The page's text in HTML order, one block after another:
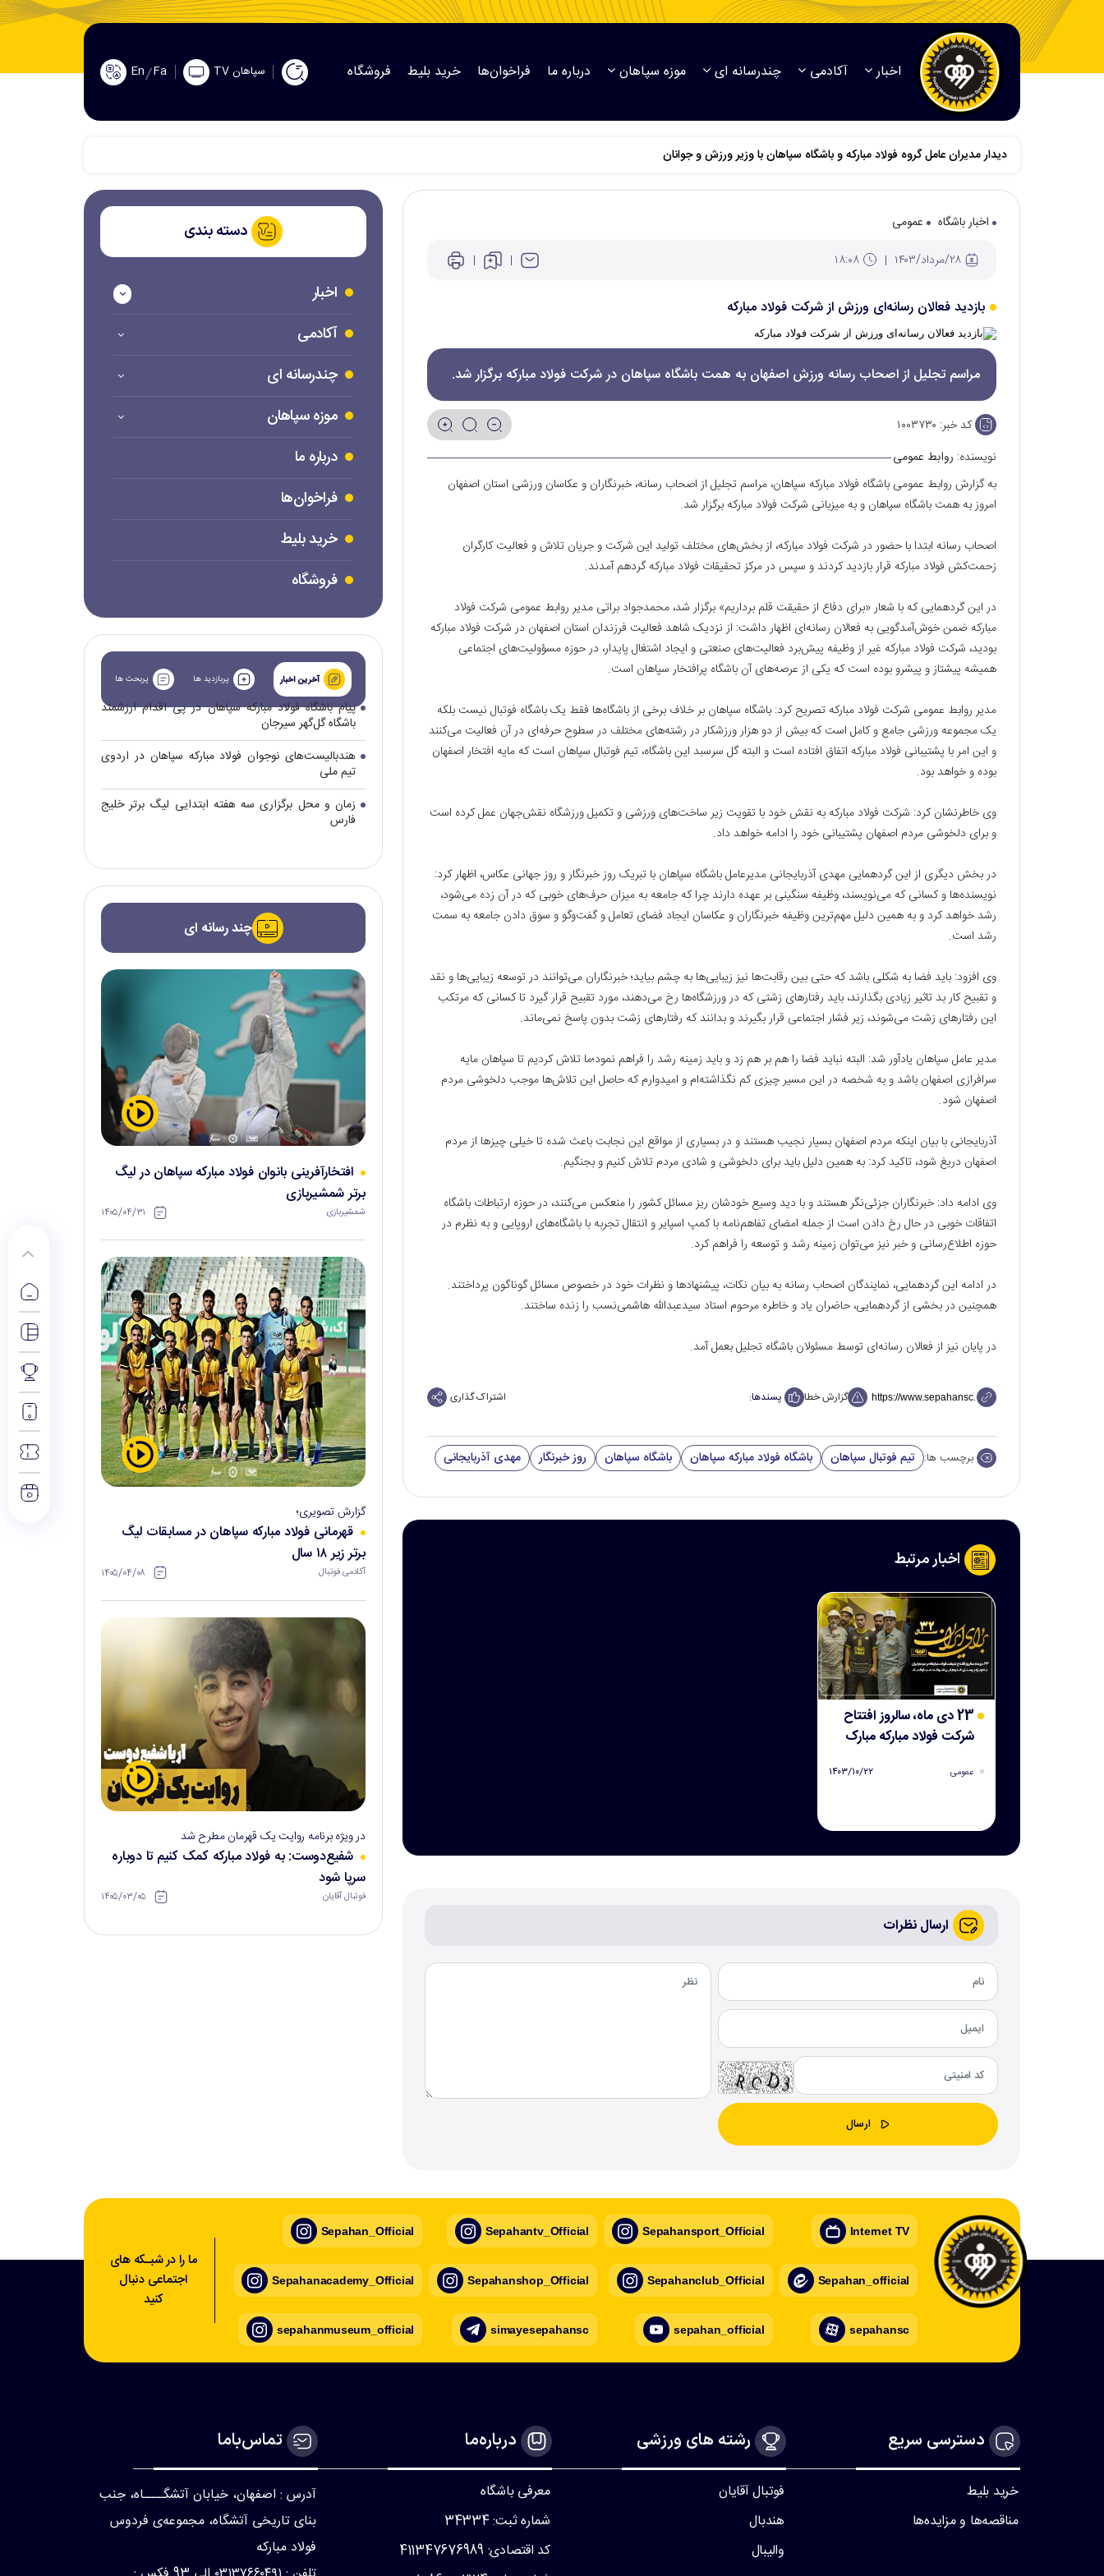
اخبار آکادمی چندرسانه ای موزه سپاهان درباره ما فراخوان‌ها خرید بلیط فروشگاه سپاهان TV Fa
En
دیدار مدیران عامل گروه فولاد مبارکه و باشگاه سپاهان با وزیر ورزش و جوانان
اخبار باشگاه
عمومی
بازدید فعالان رسانه‌ای ورزش از شرکت فولاد مبارکه
مراسم تجلیل از اصحاب رسانه ورزش اصفهان به همت باشگاه سپاهان در شرکت فولاد مبارکه برگزار شد.
کد خبر: ۱۰۰۳۷۳۰
نویسنده: روابط عمومی
به گزارش روابط عمومی باشگاه فولاد مبارکه سپاهان، مراسم تجلیل از اصحاب رسانه، خبرنگاران و عکاسان ورزشی استان اصفهان
امروز به همت باشگاه سپاهان و به میزبانی شرکت فولاد مبارکه برگزار شد.
اصحاب رسانه ابتدا با حضور در شرکت فولاد مبارکه، از بخش‌های مختلف تولید این شرکت و جریان تلاش‌ و فعالیت‌ کارگران
زحمت‌کش فولاد مبارکه قرار بازدید کردند و سپس در مرکز تحقیقات فولاد مبارکه گردهم آمدند.
در این گردهمایی که با شعار «برای دفاع از حقیقت قلم‌ برداریم» برگزار شد، محمدجواد براتی مدیر روابط عمومی شرکت فولاد
مبارکه ضمن خوش‌آمدگویی به فعالان رسانه‌ای اظهار داشت: از نزدیک شاهد فعالیت فرزندان استان اصفهان در شرکت فولاد مبارکه
بودید، شرکت فولاد مبارکه غیر از وظیفه پیش‌برد فعالیت‌های صنعتی و ایجاد اشتغال پایدار، در حوزه مسؤولیت‌های اجتماعی
همیشه پیشتاز و پیشرو بوده است که یکی از عرصه‌های آن باشگاه پرافتخار سپاهان است.
مدیر روابط عمومی شرکت فولاد مبارکه تصریح کرد: باشگاه سپاهان بر خلاف برخی از باشگاه‌ها فقط یک باشگاه فوتبال نیست بلکه
یک مجموعه ورزشی جامع و کامل است که بیش از دو هزار ورزشکار در رشته‌های مختلف در سطوح حرفه‌ای در آن فعالیت می‌کنند
و این امر با پشتیبانی فولاد مبارکه اتفاق افتاده است و البته گل سرسبد این باشگاه، تیم فوتبال سپاهان است که مایه افتخار اصفهان
بوده و خواهد بود.
وی خاطرنشان کرد: شرکت فولاد مبارکه به نقش خود با تقویت زیر ساخت‌های ورزشی و تکمیل ورزشگاه نقش‌جهان عمل کرده است
و برای دلخوشی مردم اصفهان پشتیبانی خود را ادامه خواهد داد.
در بخش دیگری از این گردهمایی مهدی آذربایجانی مدیرعامل باشگاه سپاهان با تبریک روز خبرنگار و روز جهانی عکاس، اظهار کرد:
نویسنده‌ها و کسانی که می‌نویسند، وظیفه سنگینی بر عهده دارند چرا که جامعه به میزان حرف‌های خوبی که در آن زده می‌شود،
رشد خواهد کرد و به همین دلیل مهم‌ترین وظیفه خبرنگاران و عکاسان ایجاد فضای تعامل و گفت‌وگو و سوق دادن جامعه به سمت
رشد است.
وی افزود: باید فضا به شکلی باشد که حتی بین رقابت‌ها نیز زیبایی‌ها به چشم بیاید؛ خبرنگاران می‌توانند در توسعه زیبایی‌ها و نقد
و تقبیح کار بد تاثیر زیادی بگذارند، باید رفتارهای زشتی که در ورزشگاه‌ها رخ می‌دهند، مورد تقبیح قرار گیرد تا کسانی که مرتکب
این رفتارهای زشت می‌شوند، زیر فشار اجتماعی قرار بگیرند و بدانند که رفتارهای زشت بدون پاسخ نمی‌ماند.
مدیر عامل سپاهان یادآور شد: البته نباید فضا را هم بر هم زد و باید زمینه رشد را فراهم نمود؛ما تلاش کردیم تا سپاهان مایه
سرافرازی اصفهان باشد و به شخصه در این مسیر چیزی کم نگذاشته‌ام و امیدوارم که حاصل این تلاش‌ها موجب دلخوشی مردم
اصفهان شود.
آذربایجانی با بیان اینکه مردم اصفهان بسیار نجیب هستند و در بسیاری از مواقع این نجابت باعث شده تا خیلی چیزها از مردم
اصفهان دریغ شود، تاکید کرد: به همین دلیل باید برای دلخوشی و شادی مردم تلاش کنیم و بجنگیم.
وی ادامه داد: خبرنگاران جزئی‌نگر هستند و با دید وسیع خودشان ریز مسائل کشور را منعکس می‌کنند، در حوزه ارتباطات باشگاه
اتفاقات خوبی در حال رخ دادن است از جمله امضای تفاهم‌نامه با کمپ اسپایر و انتقال تجربه با باشگاه‌های اروپایی و به نظرم در
حوزه اطلاع‌رسانی و خبر نیز می‌توان زمینه رشد و توسعه را فراهم کرد‌.
در ادامه این گردهمایی، نمایندگان اصحاب رسانه به بیان نکات، پیشنهادها و نظرات خود در خصوص مسائل گوناگون پرداختند.
همچنین در بخشی از گردهمایی، حاضران یاد و خاطره مرحوم استاد سیدعبدالله هاشمی‌نسب را زنده ساختند.
در پایان نیز از فعالان رسانه‌ای توسط مسئولان باشگاه تجلیل بعمل آمد.
گزارش خطا پسندها: اشتراک گذاری
برچسب ها: تیم فوتبال سپاهان باشگاه فولاد مبارکه سپاهان باشگاه سپاهان روز خبرنگار مهدی آذربایجانی
اخبار مرتبط
23 دی ماه، سالروز افتتاح
شرکت فولاد مبارکه مبارک
عمومی ۱۴۰۳/۱۰/۲۲
ارسال نظرات
دسته بندی
اخبار
آکادمی
چندرسانه ای
موزه سپاهان
درباره ما
فراخوان‌ها
خرید بلیط
فروشگاه
آخرین اخبار پربازدید ها پربحث ها
پیام باشگاه فولاد مبارکه سپاهان در پی اقدام ارزشمند
باشگاه گل‌گهر سیرجان
هندبالیست‌های نوجوان فولاد مبارکه سپاهان در اردوی
تیم ملی
زمان و محل برگزاری سه هفته ابتدایی لیگ برتر خلیج
فارس
چند رسانه ای
افتخارآفرینی بانوان فولاد مبارکه سپاهان در لیگ
برتر شمشیربازی
شمشیربازی ۱۴۰۵/۰۴/۳۱
گزارش تصویری؛
قهرمانی فولاد مبارکه سپاهان در مسابقات لیگ
برتر زیر ۱۸ سال
آکادمی فوتبال ۱۴۰۵/۰۴/۰۸
در ویژه برنامه روایت یک قهرمان مطرح شد
شفیع‌دوست: به فولاد مبارکه کمک کنیم تا دوباره
سرپا شود
فوتبال آقایان ۱۴۰۵/۰۳/۰۵
ما را در شبـکه های
اجتماعی دنبال
کنید
Sepahan_Official
Sepahanacademy_Official
sepahanmuseum_official
Sepahantv_Official
Sepahanshop_Official
simayesepahansc
Sepahansport_Official
Sepahanclub_Official
sepahan_official
Internet TV
Sepahan_official
sepahansc
دسترسی سریع
خرید بلیط
مناقصه‌ها و مزایده‌ها
رشته های ورزشی
فوتبال آقایان
هندبال
والیبال
درباره‌ما
معرفی باشگاه
شماره ثبت: 34334
کد اقتصادی: 411347676989
تماس‌با‌ما
آدرس : اصفهان، خیابان آتشگــــاه، جنب
بنای تاریخی آتشگاه، مجموعه‌ی فردوس
فولاد مبارکه